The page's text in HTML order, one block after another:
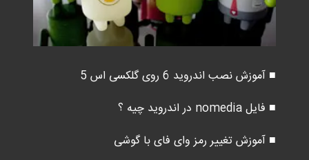
■ آموزش نصب اندروید 6 روی گلکسی اس 5
■ فایل nomedia در اندروید چیه ؟
■ آموزش تغییر رمز وای فای با گوشی